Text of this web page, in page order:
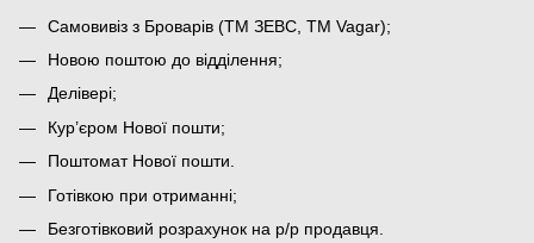
Самовивіз з Броварів (ТМ ЗЕВС, ТМ Vagar);
Новою поштою до відділення;
Делівері;
Кур’єром Нової пошти;
Поштомат Нової пошти.
Готівкою при отриманні;
Безготівковий розрахунок на р/р продавця.